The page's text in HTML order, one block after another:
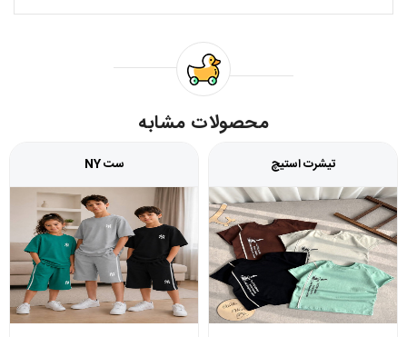
محصولات مشابه
تیشرت استیچ ست NY